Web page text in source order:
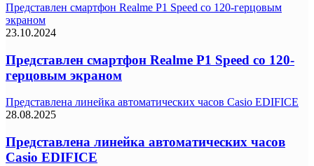
Представлен смартфон Realme P1 Speed со 120-герцовым
экраном
23.10.2024
Представлен смартфон Realme P1 Speed со 120-
герцовым экраном
Представлена линейка автоматических часов Casio EDIFICE
28.08.2025
Представлена линейка автоматических часов
Casio EDIFICE